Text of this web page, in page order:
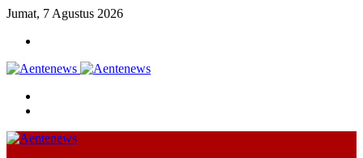
Jumat, 7 Agustus 2026